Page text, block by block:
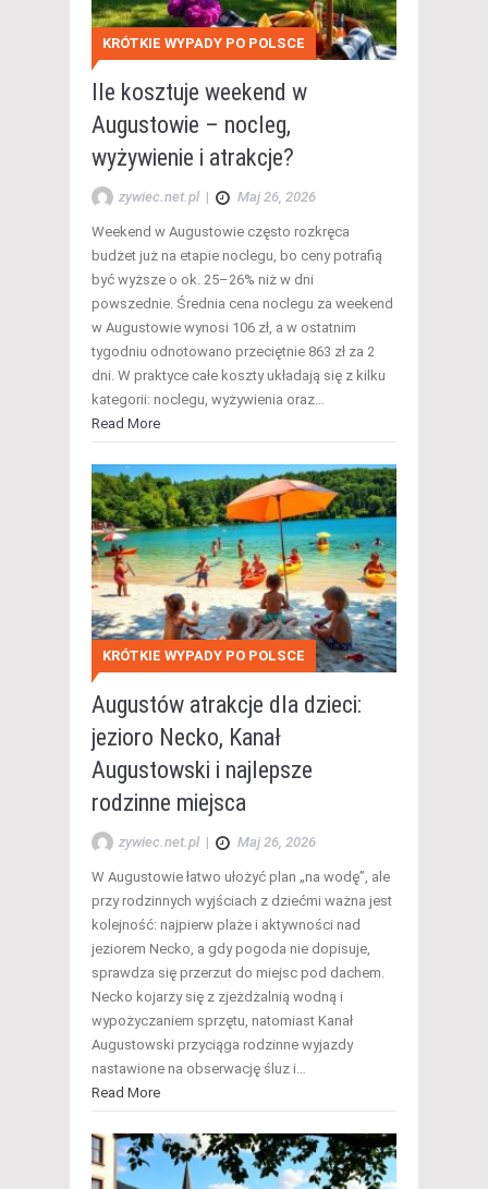
KRÓTKIE WYPADY PO POLSCE
Ile kosztuje weekend w
Augustowie – nocleg,
wyżywienie i atrakcje?
zywiec.net.pl | Maj 26, 2026
Weekend w Augustowie często rozkręca
budżet już na etapie noclegu, bo ceny potrafią
być wyższe o ok. 25–26% niż w dni
powszednie. Średnia cena noclegu za weekend
w Augustowie wynosi 106 zł, a w ostatnim
tygodniu odnotowano przeciętnie 863 zł za 2
dni. W praktyce całe koszty układają się z kilku
kategorii: noclegu, wyżywienia oraz…
Read More
KRÓTKIE WYPADY PO POLSCE
Augustów atrakcje dla dzieci:
jezioro Necko, Kanał
Augustowski i najlepsze
rodzinne miejsca
zywiec.net.pl | Maj 26, 2026
W Augustowie łatwo ułożyć plan „na wodę”, ale
przy rodzinnych wyjściach z dziećmi ważna jest
kolejność: najpierw plaże i aktywności nad
jeziorem Necko, a gdy pogoda nie dopisuje,
sprawdza się przerzut do miejsc pod dachem.
Necko kojarzy się z zjeżdżalnią wodną i
wypożyczaniem sprzętu, natomiast Kanał
Augustowski przyciąga rodzinne wyjazdy
nastawione na obserwację śluz i…
Read More